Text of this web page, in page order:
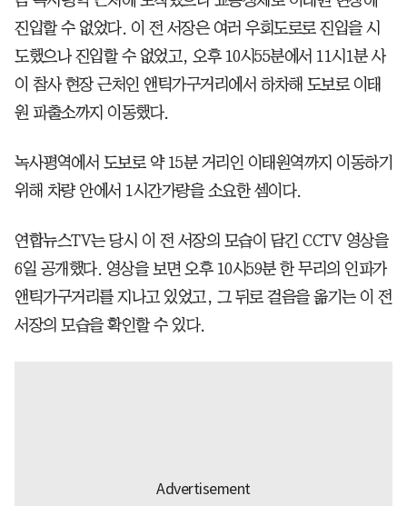
진입할 수 없었다. 이 전 서장은 여러 우회도로로 진입을 시
도했으나 진입할 수 없었고, 오후 10시55분에서 11시1분 사
이 참사 현장 근처인 앤틱가구거리에서 하차해 도보로 이태
원 파출소까지 이동했다.
녹사평역에서 도보로 약 15분 거리인 이태원역까지 이동하기
위해 차량 안에서 1시간가량을 소요한 셈이다.
연합뉴스TV는 당시 이 전 서장의 모습이 담긴 CCTV 영상을
6일 공개했다. 영상을 보면 오후 10시59분 한 무리의 인파가
앤틱가구거리를 지나고 있었고, 그 뒤로 걸음을 옮기는 이 전
서장의 모습을 확인할 수 있다.